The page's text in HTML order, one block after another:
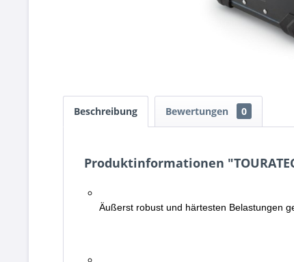
Beschreibung Bewertungen 0
Produktinformationen
Äußerst robust und härtesten Belastungen